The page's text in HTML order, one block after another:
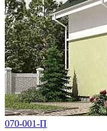
070-001-П